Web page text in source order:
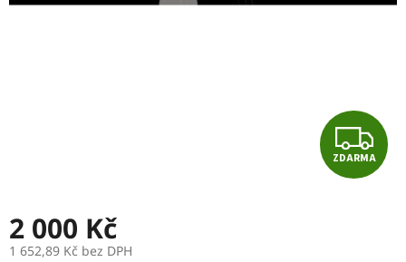
Z
D
ZDARMA
2 000 Kč
1 652,89 Kč bez DPH